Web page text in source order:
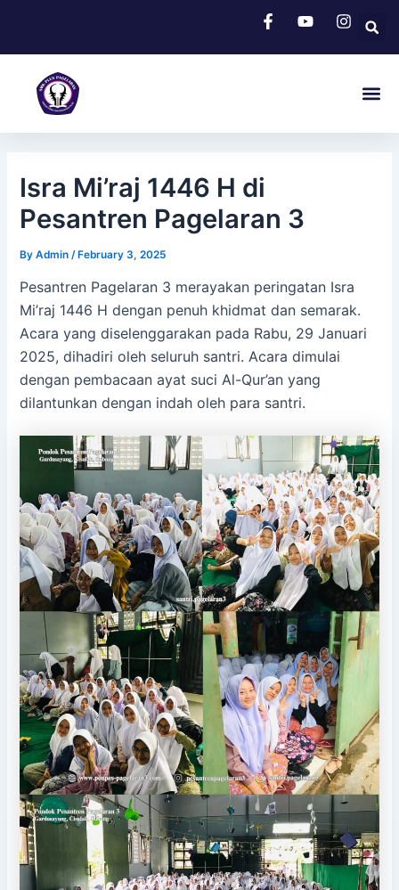
content
Isra Mi’raj 1446 H di
Pesantren Pagelaran 3
ByAdmin /February 3, 2025
Pesantren Pagelaran 3 merayakan peringatan Isra
Mi’raj 1446 H dengan penuh khidmat dan semarak.
Acara yang diselenggarakan pada Rabu, 29 Januari
2025, dihadiri oleh seluruh santri. Acara dimulai
dengan pembacaan ayat suci Al-Qur’an yang
dilantunkan dengan indah oleh para santri.